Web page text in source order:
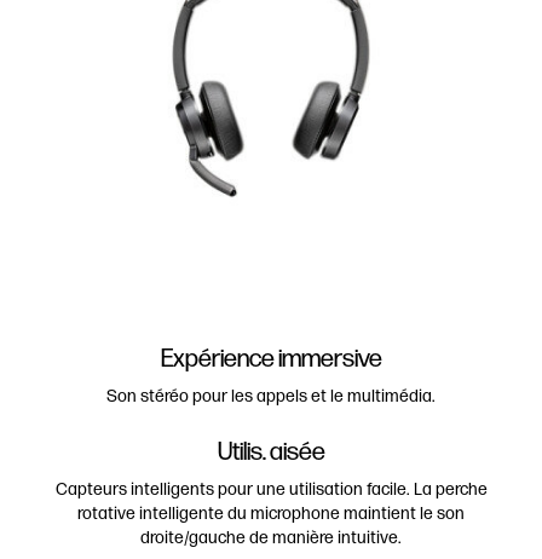
Expérience immersive
Son stéréo pour les appels et le multimédia.
Utilis. aisée
Capteurs intelligents pour une utilisation facile. La perche
rotative intelligente du microphone maintient le son
droite/gauche de manière intuitive.